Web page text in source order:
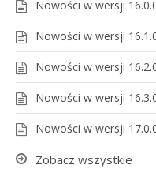
Nowości w wersji
Nowości w wersji
Nowości w wersji
Nowości w wersji
Nowości w wersji
Zobacz wszystkie